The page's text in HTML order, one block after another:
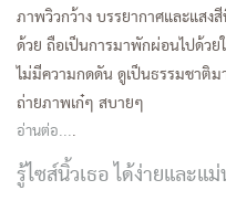
ภาพวิวกว้าง บรรยากาศและแสง
ด้วย ถือเป็นการมาพักผ่อนไปด้วย
ไม่มีความกดดัน ดูเป็นธรรมชาติ
ถ่ายภาพเก๋ๆ สบายๆ
อ่านต่อ....
รู้ไซส์นิ้วเธอ ได้ง่ายและแม่